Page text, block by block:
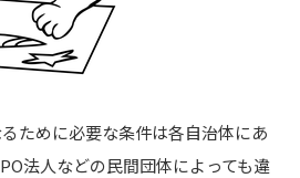
ために必要な条件は各自治体にあ
法人などの民間団体によっても違